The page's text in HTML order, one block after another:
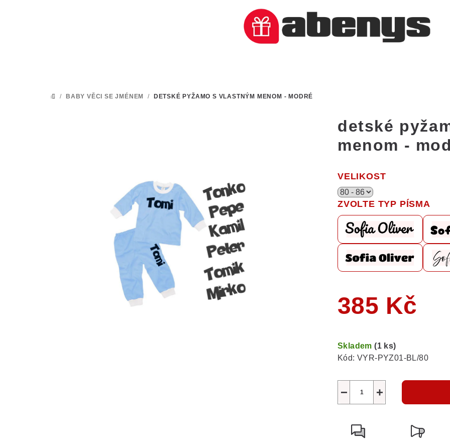
DOMŮ
/ BABY VĚCI SE JMÉNEM / DETSKÉ PYŽAMO S VLASTNÝM MENOM - MODRÉ
detské
menom -
VELIKOST
ZVOLTE TYP PÍSMA
385 Kč
cena:
Skladem(1 ks)
Kód: VYR-PYZ01-BL/80
+
−